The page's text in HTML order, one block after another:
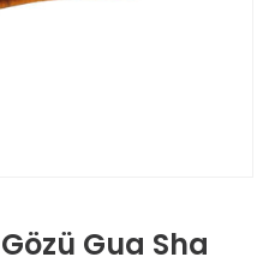
Gua Sha